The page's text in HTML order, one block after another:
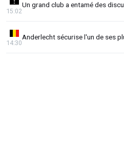
Un grand club a entamé des
15:02
Anderlecht sécurise l'un de ses
14:30